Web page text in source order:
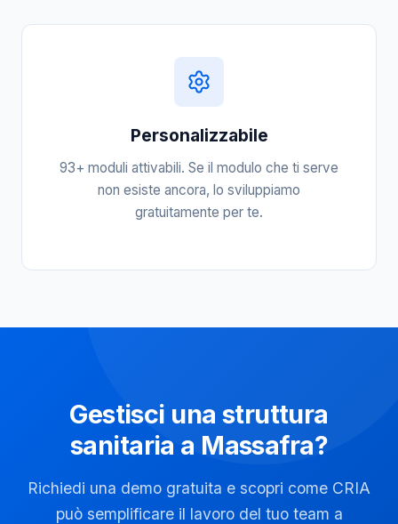
Personalizzabile
93+ moduli attivabili. Se il modulo che ti serve
non esiste ancora, lo sviluppiamo
gratuitamente per te.
Gestisci una struttura
sanitaria a Massafra?
Richiedi una demo gratuita e scopri come CRIA
può semplificare il lavoro del tuo team a